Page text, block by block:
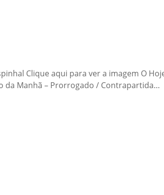
Clique aqui para ver a imagem O
da Manhã – Prorrogado / Contrapartida…